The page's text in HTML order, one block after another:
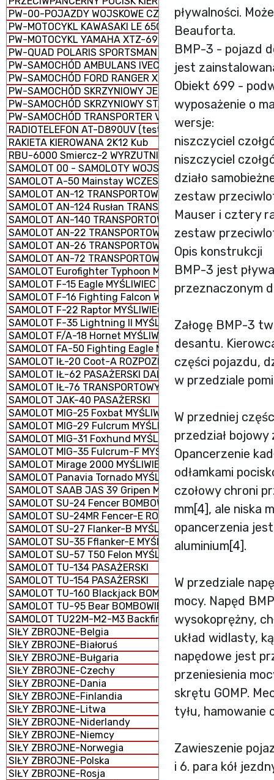
PW-00-POJAZDY WOJSKOWE CZĘŚĆ 1
PW-MOTOCYKL KAWASAKI LE 650 VERSYS
PW-MOTOCYKL YAMAHA XTZ-690
PW-QUAD POLARIS SPORTSMAN SPM 1000 E
PW-SAMOCHÓD AMBULANS IVECO 70W18EIII
PW-SAMOCHÓD FORD RANGER XLT
PW-SAMOCHÓD SKRZYNIOWY JELCZ TYP 442.32
PW-SAMOCHÓD SKRZYNIOWY STAR 266 M2
PW-SAMOCHÓD TRANSPORTER VW T6
RADIOTELEFON AT-D890UV (testowa)
RAKIETA KIEROWANA 2K12 Kub
RBU-6000 Smiercz-2 WYRZUTNIA RAKIETOWYCH BOMB
SAMOLOT 00 - SAMOLOTY WOJSKOWE
SAMOLOT A-50 Mainstay WCZESNEGO WYKRYWANIA I
SAMOLOT AN-12 TRANSPORTOWY
SAMOLOT AN-124 Rusłan TRANSPORTOWY
SAMOLOT AN-140 TRANSPORTOWY KRÓTKIEGO ZASIĘGU
SAMOLOT AN-22 TRANSPORTOWY CIĘŻKI
SAMOLOT AN-26 TRANSPORTOWY LEKKI
SAMOLOT AN-72 TRANSPORTOWY LEKKI
SAMOLOT Eurofighter Typhoon MYŚLIWIEC
SAMOLOT F-15 Eagle MYŚLIWIEC PRZEWAGI POWIETRZNEJ
SAMOLOT F-16 Fighting Falcon WIELOZADANIOWY
SAMOLOT F-22 Raptor MYŚLIWIEC PRZEWAGI
SAMOLOT F-35 Lightning II MYŚLIWIEC WIELOZADANIOWY
SAMOLOT F/A-18 Hornet MYŚLIWIEC WIELOZADANIOWY
SAMOLOT FA-50 Fighting Eagle MYŚLIWIEC
SAMOLOT IŁ-20 Coot-A ROZPOZNAWCZY
SAMOLOT IŁ-62 PASAŻERSKI DALEKIEGO ZASIĘGU
SAMOLOT IŁ-76 TRANSPORTOWY TAKTYCZNY
SAMOLOT JAK-40 PASAŻERSKI
SAMOLOT MIG-25 Foxbat MYŚLIWIEC
SAMOLOT MIG-29 Fulcrum MYŚLIWIEC
SAMOLOT MIG-31 Foxhund MYŚLIWIEC
SAMOLOT MIG-35 Fulcrum-F MYŚLIWIEC
SAMOLOT Mirage 2000 MYŚLIWIEC WIELOZADANIOWY
SAMOLOT Panavia Tornado MYŚLIWSKO-BOMBOWY
SAMOLOT SAAB JAS 39 Gripen MYŚLIWIEC
SAMOLOT SU-24 Fencer BOMBOWIEC
SAMOLOT SU-24MR Fencer-E ROZPOZNAWCZY
SAMOLOT SU-27 Flanker-B MYŚLIWIEC
SAMOLOT SU-35 Fflanker-E MYŚLIWIEC
SAMOLOT SU-57 T50 Felon MYŚLIWIEC
SAMOLOT TU-134 PASAŻERSKI
SAMOLOT TU-154 PASAŻERSKI
SAMOLOT TU-160 Blackjack BOMBOWIEC STRATEGICZNY
SAMOLOT TU-95 Bear BOMBOWIEC STRATEGICZNY
SAMOLOT TU22M-M2-M3 Backfire BOMBOWIEC
SIŁY ZBROJNE-Belgia
SIŁY ZBROJNE-Białoruś
SIŁY ZBROJNE-Bułgaria
SIŁY ZBROJNE-Czechy
SIŁY ZBROJNE-Dania
SIŁY ZBROJNE-Finlandia
SIŁY ZBROJNE-Litwa
SIŁY ZBROJNE-Niderlandy
SIŁY ZBROJNE-Niemcy
SIŁY ZBROJNE-Norwegia
SIŁY ZBROJNE-Polska
SIŁY ZBROJNE-Rosja
pływalności.
Beauforta.
BMP-3 - pojazd
jest
Obiekt 699 -
wyposażenie o
wersje:
niszczyciel
niszczyciel
działo
zestaw
Mauser i cztery
zestaw
Opis konstrukcji
BMP-3 jest
przeznaczonym
Załogę BMP-3
desantu.
części pojazdu,
w przedziale
W przedniej
przedział
Opancerzenie
odłamkami
czołowy chroni
mm[4], ale niska
opancerzenia
aluminium[4].
W przedziale
mocy. Napęd
wysokoprężny,
układ widlasty,
napędowe jest
przeniesienia
skrętu GOMP.
tyłu, hamowanie
Zawieszenie
i 6. para kół